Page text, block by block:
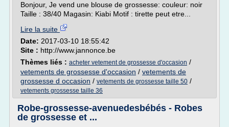
Bonjour, Je vend une blouse de grossesse: couleur: noir
Taille : 38/40 Magasin: Kiabi Motif : tirette peut etre...
Lire la suite
Date: 2017-03-10 18:55:42
Site : http://www.jannonce.be
Thèmes liés : acheter vetement de grossesse d'occasion /
vetements de grossesse d'occasion / vetements de
grossesse d occasion / vetements de grossesse taille 50 /
vetements grossesse taille 36
Robe-grossesse-avenuedesbébés - Robes
de grossesse et ...